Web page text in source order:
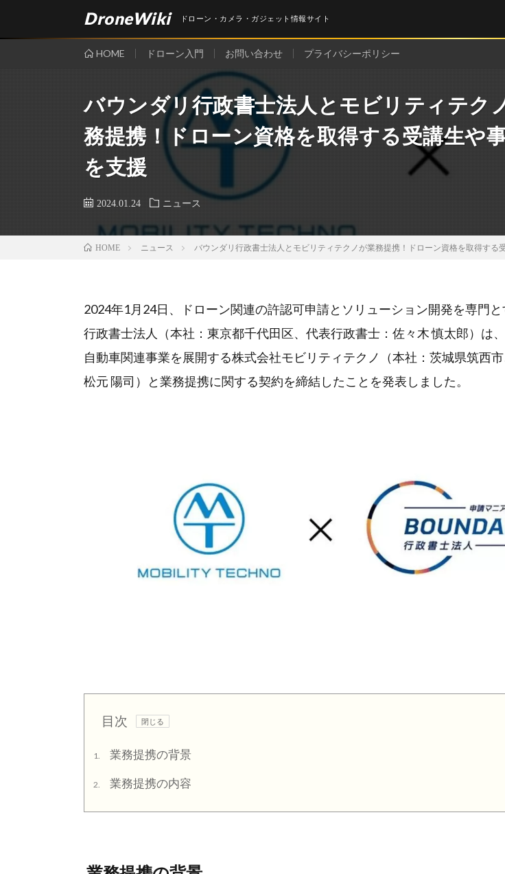
DroneWiki ドローン・カメラ・ガジェット情報サイト
HOME ドローン入門 お問い合わせ プライバシーポリシー
バウンダリ行政書士法人とモビリティテク
務提携！ドローン資格を取得する受講生や
を支援
2024.01.24 ニュース
HOME ニュース バウンダリ行政書士法人とモビリティテクノが業務提携！ドローン資格を取得する
2024年1月24日、ドローン関連の許認可申請とソリューション開発を専門と
行政書士法人（本社：東京都千代田区、代表行政書士：佐々木 慎太郎）は
自動車関連事業を展開する株式会社モビリティテクノ（本社：茨城県筑西市
松元 陽司）と業務提携に関する契約を締結したことを発表しました。
目次
1. 業務提携の背景
2. 業務提携の内容